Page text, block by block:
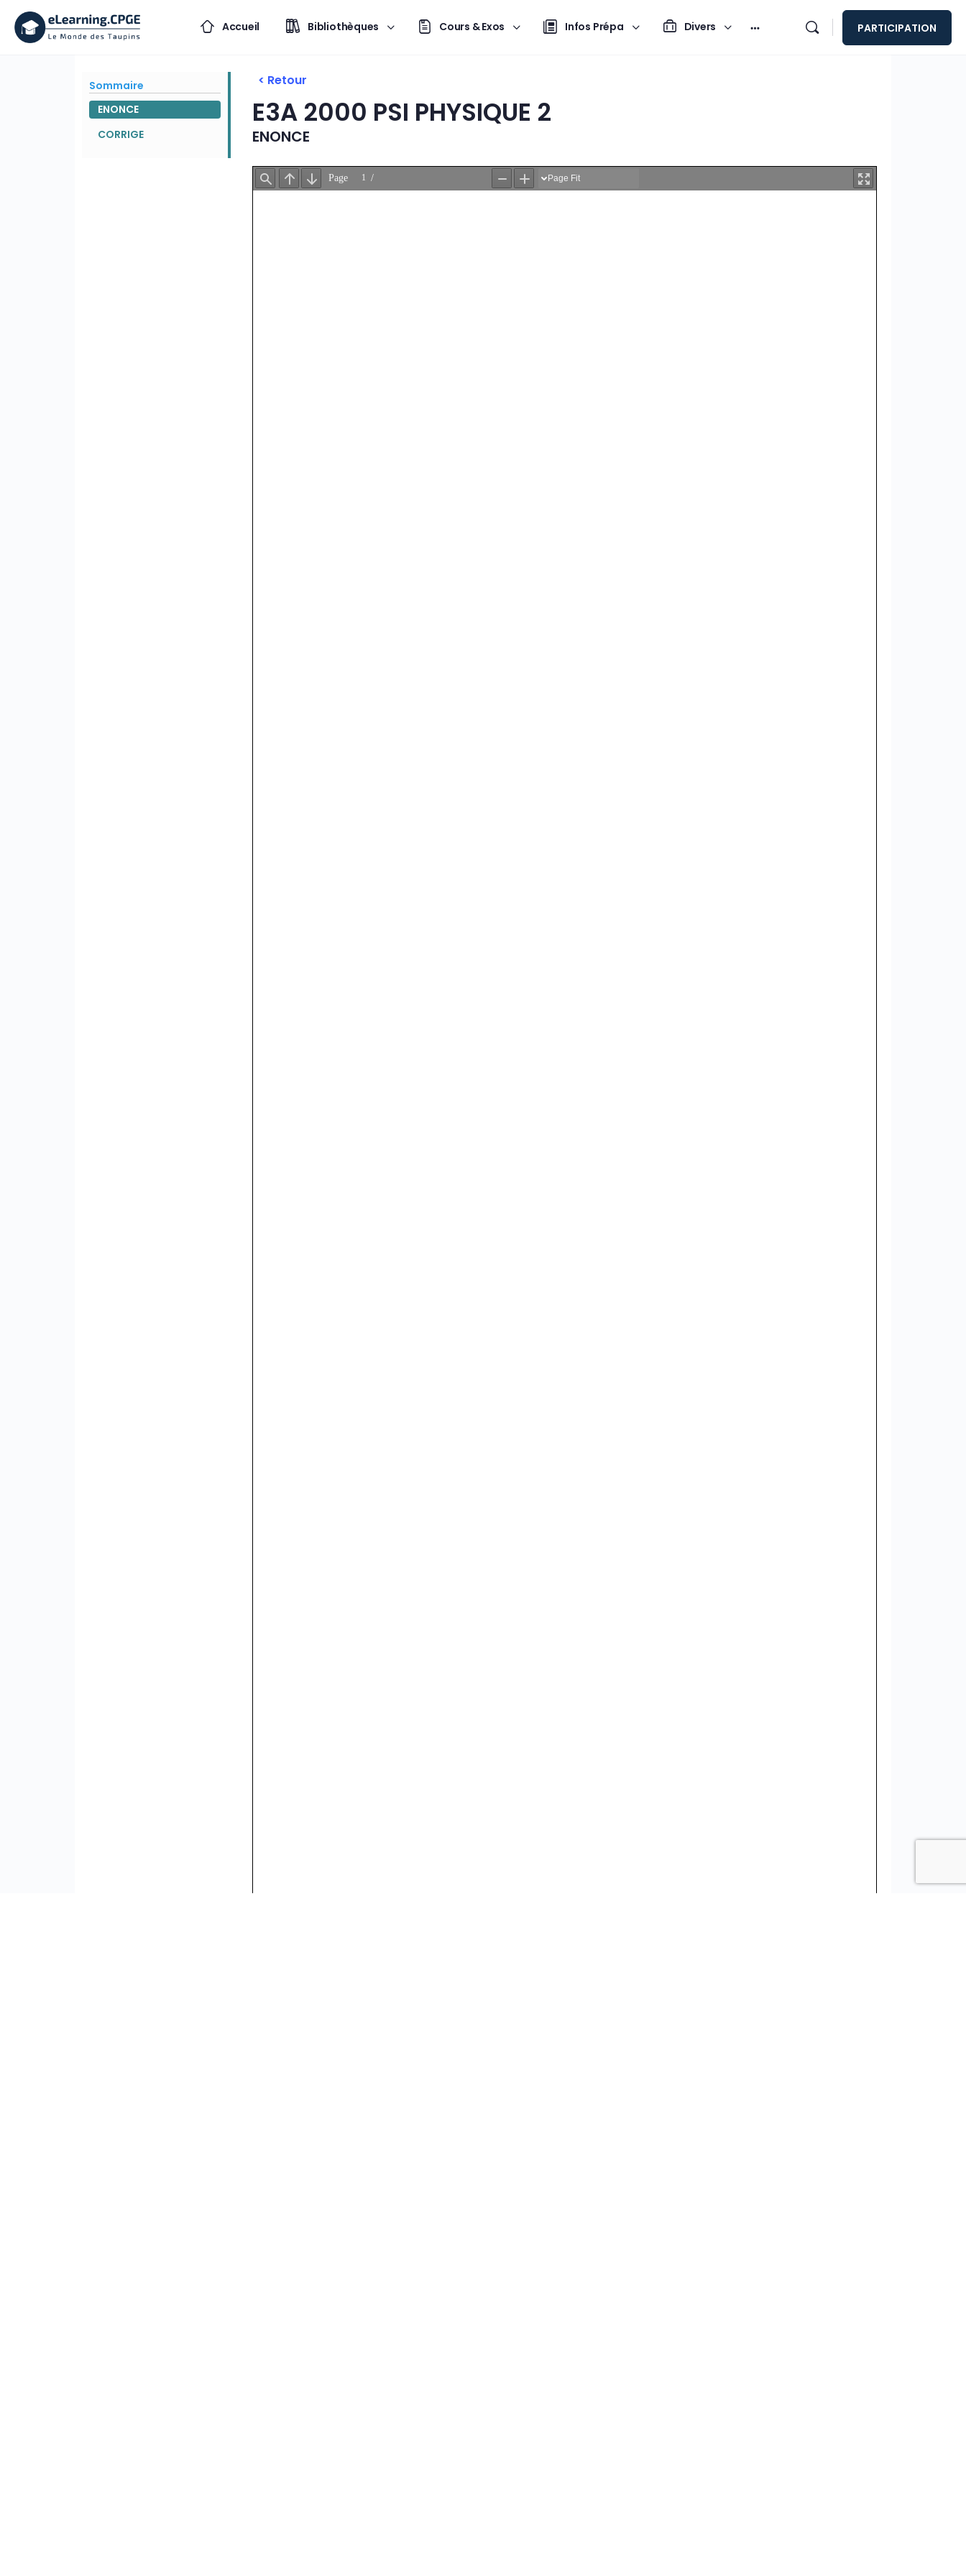
Accueil Bibliothèques Cours & Exos Infos Prépa Divers PARTICIPATION
Sommaire
ENONCE
CORRIGE
< Retour
E3A 2000 PSI PHYSIQUE 2
ENONCE